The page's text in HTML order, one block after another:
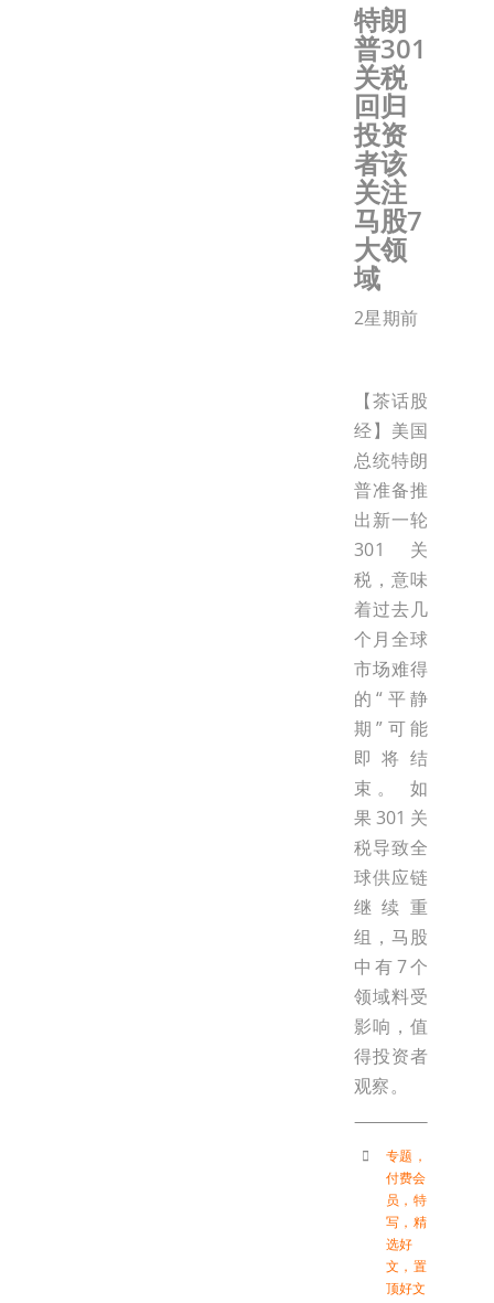
特朗
普301
关税
回归
投资
者该
关注
马股7
大领
域
2星期前
【茶话股
经】美国
总统特朗
普准备推
出新一轮
301关
税，意味
着过去几
个月全球
市场难得
的“平静
期”可能
即将结
束。 如
果301关
税导致全
球供应链
继续重
组，马股
中有7个
领域料受
影响，值
得投资者
观察。
专题 ，
付费会
员 ， 特
写 ， 精
选好
文 ， 置
顶好文